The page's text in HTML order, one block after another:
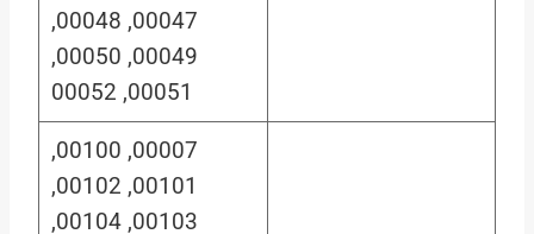
00047, 00048,
00049, 00050,
00051, 00052
00007, 00100,
00101, 00102,
00103, 00104,